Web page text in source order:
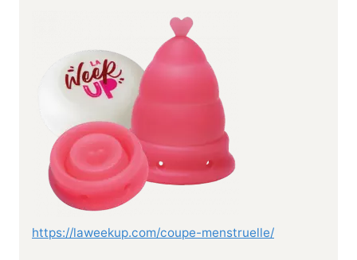
https://laweekup.com/coupe-menstruelle/